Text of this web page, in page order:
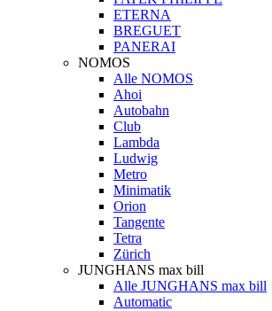
ETERNA
BREGUET
PANERAI
NOMOS
Alle NOMOS
Ahoi
Autobahn
Club
Lambda
Ludwig
Metro
Minimatik
Orion
Tangente
Tetra
Zürich
JUNGHANS max bill
Alle JUNGHANS max bill
Automatic